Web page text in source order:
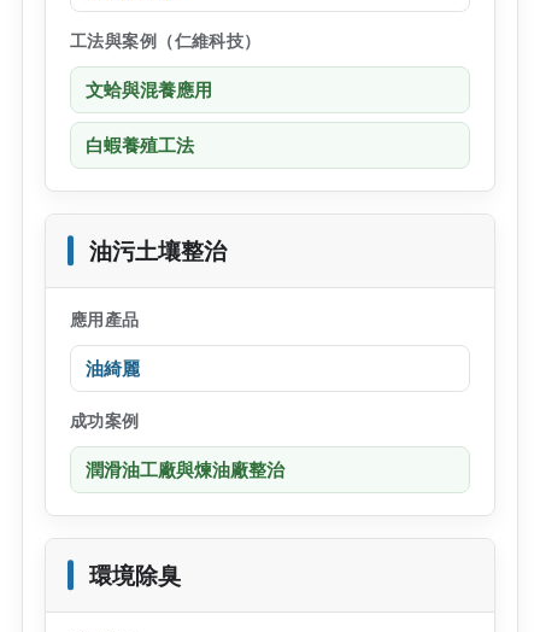
工法與案例（仁維科技）
文蛤與混養應用
白蝦養殖工法
油污土壤整治
應用產品
油綺麗
成功案例
潤滑油工廠與煉油廠整治
環境除臭